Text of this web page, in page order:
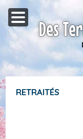
Des
RETRAITÉS